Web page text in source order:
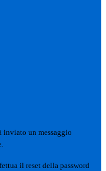
inviato un messaggio
il reset della password